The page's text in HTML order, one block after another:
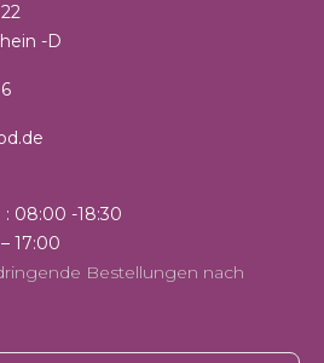
-D
08:00 -18:30
17:00
Bestellungen nach